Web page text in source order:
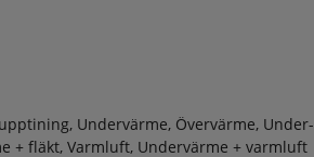
Undervärme, Övervärme, Under-
+ fläkt, Varmluft, Undervärme + varmluft